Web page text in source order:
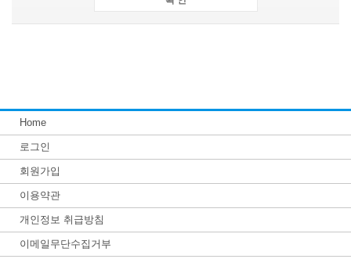
Home
로그인
회원가입
이용약관
개인정보 취급방침
이메일무단수집거부